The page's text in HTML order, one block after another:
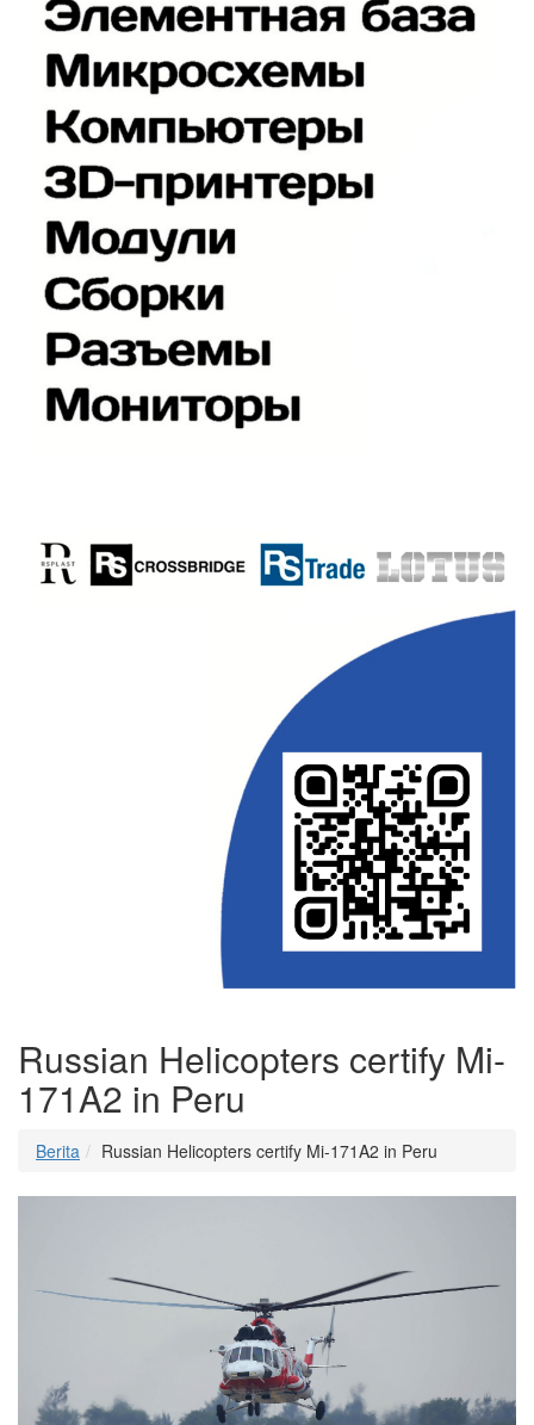
Russian Helicopters certify Mi-
171A2 in Peru
Berita Russian Helicopters certify Mi-171A2 in Peru